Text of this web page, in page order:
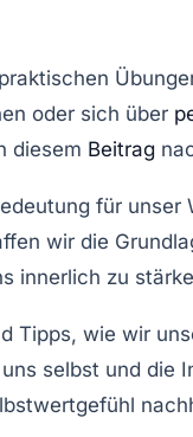
oder sich über
diesem Beitrag
für unser
wir die
innerlich zu
Tipps, wie wir
selbst und die